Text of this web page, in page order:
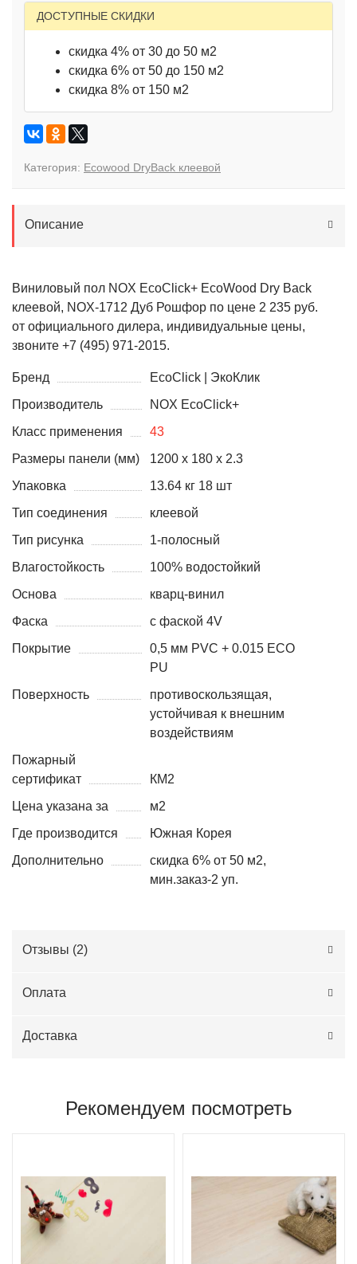
ДОСТУПНЫЕ СКИДКИ
скидка 4% от 30 до 50 м2
скидка 6% от 50 до 150 м2
скидка 8% от 150 м2
Категория: Ecowood DryBack клеевой
Описание
Виниловый пол NOX EcoClick+ EcoWood Dry Back
клеевой, NOX-1712 Дуб Рошфор по цене 2 235 руб.
от официального дилера, индивидуальные цены,
звоните +7 (495) 971-2015.
Бренд
EcoClick | ЭкоКлик
Производитель
NOX EcoClick+
Класс применения
43
Размеры панели (мм)
1200 x 180 x 2.3
Упаковка
13.64 кг 18 шт
Тип соединения
клеевой
Тип рисунка
1-полосный
Влагостойкость
100% водостойкий
Основа
кварц-винил
Фаска
с фаской 4V
Покрытие
0,5 мм PVC + 0.015 ECO
PU
Поверхность
противоскользящая,
устойчивая к внешним
воздействиям
Пожарный
сертификат
КМ2
Цена указана за
м2
Где производится
Южная Корея
Дополнительно
скидка 6% от 50 м2,
мин.заказ-2 уп.
Отзывы (2)
Оплата
Доставка
Рекомендуем посмотреть